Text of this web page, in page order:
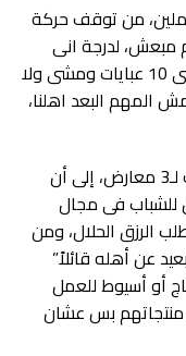
من توقف حركة
مبعش، لدرجة انى
اتنصب عليا من زبون فرحت اما جه اخد منى 10 عبايات ومشى ولا
المهم البعد اهلنا،
ولفت عامر راشد من مركز أبوتشت ومالك لـ3 معارض، إلى أن
للشباب فى مجال
الرزق الحلال، ومن
عن أهله قائلاً”
أو أسيوط للعمل
منتجاتهم بس عشان